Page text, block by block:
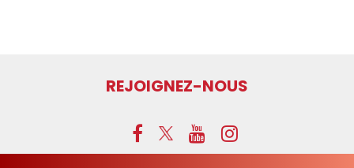
REJOIGNEZ-NOUS